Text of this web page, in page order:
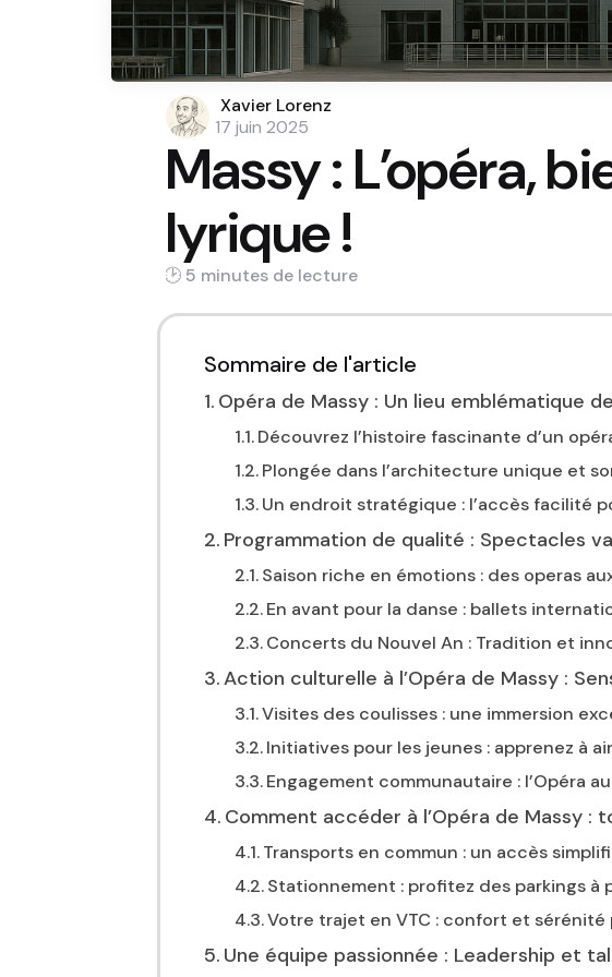
Posted
by
Xavier Lorenz
17 juin 2025
Massy : L’opéra,
lyrique !
5 min
Sommaire de l'article
Opéra de Massy : Un lieu emblématique
Découvrez l’histoire fascinante d’un
Plongée dans l’architecture unique et
Un endroit stratégique : l’accès facilité
Programmation de qualité : Spectacles
Saison riche en émotions : des operas
En avant pour la danse : ballets
Concerts du Nouvel An : Tradition et
Action culturelle à l’Opéra de Massy :
Visites des coulisses : une immersion
Initiatives pour les jeunes : apprenez à
Engagement communautaire : l’Opéra
Comment accéder à l’Opéra de Massy :
Transports en commun : un accès
Stationnement : profitez des parkings à
Votre trajet en VTC : confort et sérénité
Une équipe passionnée : Leadership et